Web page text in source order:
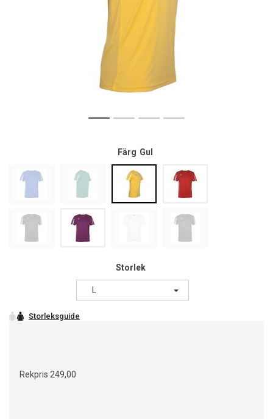
Färg Gul
Storlek
Rekpris 249,00